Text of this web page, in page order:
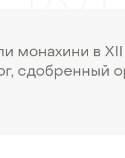
монахини в XII
сдобренный